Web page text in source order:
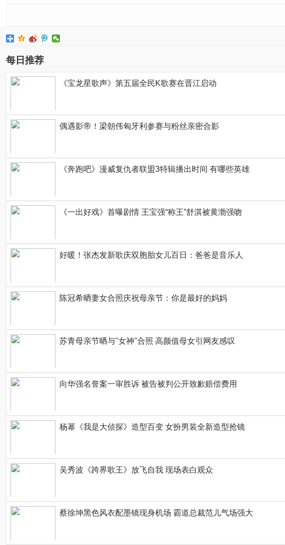
每日推荐
《宝龙星歌声》第五届全民K歌赛在晋江启动
偶遇影帝！梁朝伟匈牙利参赛与粉丝亲密合影
《奔跑吧》漫威复仇者联盟3特辑播出时间 有哪些英雄
《一出好戏》首曝剧情 王宝强“称王”舒淇被黄渤强吻
好暖！张杰发新歌庆双胞胎女儿百日：爸爸是音乐人
陈冠希晒妻女合照庆祝母亲节：你是最好的妈妈
苏青母亲节晒与"女神"合照 高颜值母女引网友感叹
向华强名誉案一审胜诉 被告被判公开致歉赔偿费用
杨幂《我是大侦探》造型百变 女扮男装全新造型抢镜
吴秀波《跨界歌王》放飞自我 现场表白观众
蔡徐坤黑色风衣配墨镜现身机场 霸道总裁范儿气场强大